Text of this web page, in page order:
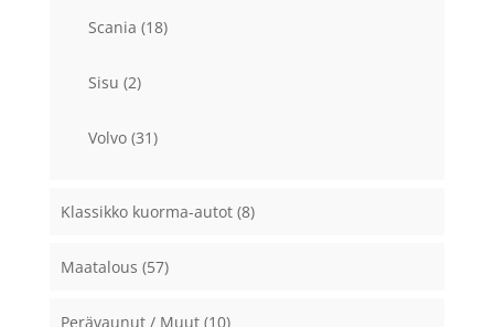
Scania (18)
Sisu (2)
Volvo (31)
Klassikko kuorma-autot (8)
Maatalous (57)
Perävaunut / Muut (10)